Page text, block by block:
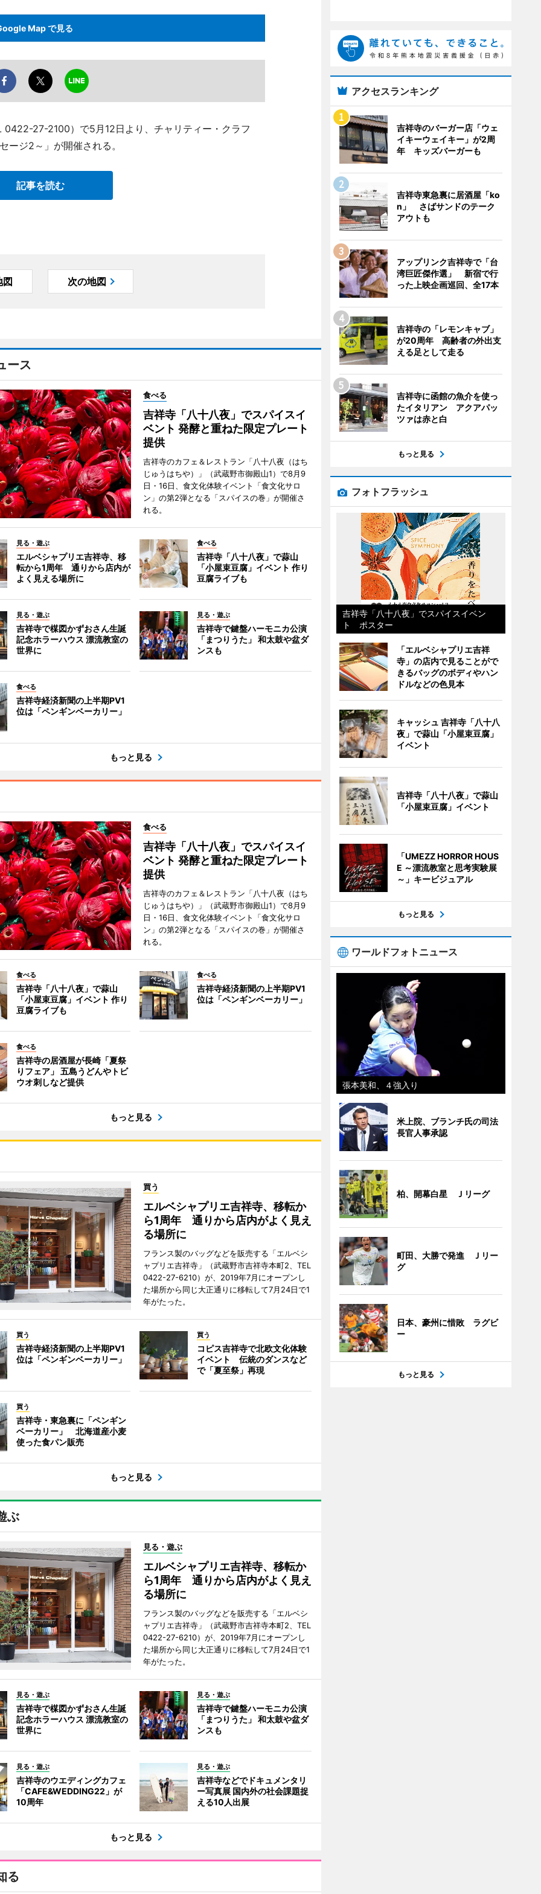
Map で見る
0422-27-2100）で5月12日より、チャリティー・クラフ
ージ2～」が開催される。
記事を読む
図 次の地図
ース
食べる
吉祥寺「八十八夜」でスパイスイ
ベント 発酵と重ねた限定プレート
提供
吉祥寺のカフェ＆レストラン「八十八夜（はち
じゅうはちや）」（武蔵野市御殿山1）で8月9
日・16日、食文化体験イベント「食文化サロ
ン」の第2弾となる「スパイスの巻」が開催さ
れる。
見る・遊ぶ
エルベシャプリエ吉祥寺、移
転から1周年 通りから店内が
よく見える場所に
食べる
吉祥寺「八十八夜」で蒜山
「小屋束豆腐」イベント 作り
豆腐ライブも
見る・遊ぶ
吉祥寺で楳図かずおさん生誕
記念ホラーハウス 漂流教室の
世界に
見る・遊ぶ
吉祥寺で鍵盤ハーモニカ公演
「まつりうた」 和太鼓や盆ダ
ンスも
食べる
吉祥寺経済新聞の上半期PV1
位は「ペンギンベーカリー」
もっと見る
食べる
吉祥寺「八十八夜」でスパイスイ
ベント 発酵と重ねた限定プレート
提供
吉祥寺のカフェ＆レストラン「八十八夜（はち
じゅうはちや）」（武蔵野市御殿山1）で8月9
日・16日、食文化体験イベント「食文化サロ
ン」の第2弾となる「スパイスの巻」が開催さ
れる。
食べる
吉祥寺「八十八夜」で蒜山
「小屋束豆腐」イベント 作り
豆腐ライブも
食べる
吉祥寺経済新聞の上半期PV1
位は「ペンギンベーカリー」
食べる
吉祥寺の居酒屋が長崎「夏祭
りフェア」 五島うどんやトビ
ウオ刺しなど提供
もっと見る
買う
エルベシャプリエ吉祥寺、移転か
ら1周年 通りから店内がよく見え
る場所に
フランス製のバッグなどを販売する「エルベシ
ャプリエ吉祥寺」（武蔵野市吉祥寺本町2、TEL
0422-27-6210）が、2019年7月にオープンし
た場所から同じ大正通りに移転して7月24日で1
年がたった。
買う
吉祥寺経済新聞の上半期PV1
位は「ペンギンベーカリー」
買う
コピス吉祥寺で北欧文化体験
イベント 伝統のダンスなど
で「夏至祭」再現
買う
吉祥寺・東急裏に「ペンギン
ベーカリー」 北海道産小麦
使った食パン販売
もっと見る
ぶ
見る・遊ぶ
エルベシャプリエ吉祥寺、移転か
ら1周年 通りから店内がよく見え
る場所に
フランス製のバッグなどを販売する「エルベシ
ャプリエ吉祥寺」（武蔵野市吉祥寺本町2、TEL
0422-27-6210）が、2019年7月にオープンし
た場所から同じ大正通りに移転して7月24日で1
年がたった。
見る・遊ぶ
吉祥寺で楳図かずおさん生誕
記念ホラーハウス 漂流教室の
世界に
見る・遊ぶ
吉祥寺で鍵盤ハーモニカ公演
「まつりうた」 和太鼓や盆ダ
ンスも
見る・遊ぶ
吉祥寺のウエディングカフェ
「CAFE&WEDDING22」が
10周年
見る・遊ぶ
吉祥寺などでドキュメンタリ
ー写真展 国内外の社会課題捉
える10人出展
もっと見る
る
アクセスランキング
吉祥寺のバーガー店「ウェ
イキーウェイキー」が2周
年 キッズバーガーも
吉祥寺東急裏に居酒屋「ko
n」 さばサンドのテーク
アウトも
アップリンク吉祥寺で「台
湾巨匠傑作選」 新宿で行
った上映企画巡回、全17本
吉祥寺の「レモンキャブ」
が20周年 高齢者の外出支
える足として走る
吉祥寺に函館の魚介を使っ
たイタリアン アクアパッ
ツァは赤と白
もっと見る
フォトフラッシュ
吉祥寺「八十八夜」でスパイスイベン
ト ポスター
「エルベシャプリエ吉祥
寺」の店内で見ることがで
きるバッグのボディやハン
ドルなどの色見本
キャッシュ 吉祥寺「八十八
夜」で蒜山「小屋束豆腐」
イベント
吉祥寺「八十八夜」で蒜山
「小屋束豆腐」イベント
「UMEZZ HORROR HOUS
E ～漂流教室と思考実験展
～」キービジュアル
もっと見る
ワールドフォトニュース
張本美和、４強入り
米上院、ブランチ氏の司法
長官人事承認
柏、開幕白星 Ｊリーグ
町田、大勝で発進 Ｊリー
グ
日本、豪州に惜敗 ラグビ
ー
もっと見る